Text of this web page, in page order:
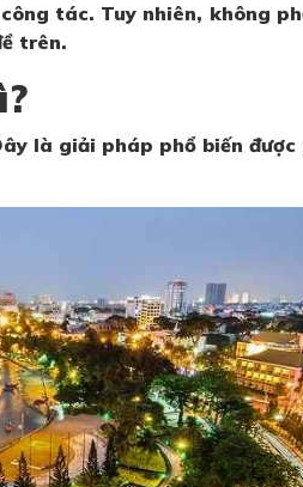
tác. Tuy nhiên, không
trên.
là giải pháp phổ biến